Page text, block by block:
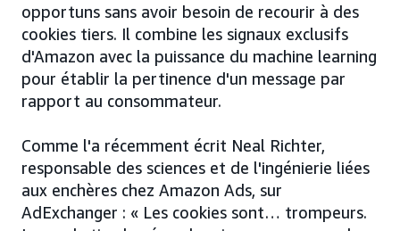
opportuns sans avoir besoin de recourir à des
cookies tiers. Il combine les signaux exclusifs
d'Amazon avec la puissance du machine learning
pour établir la pertinence d'un message par
rapport au consommateur.
Comme l'a récemment écrit Neal Richter,
responsable des sciences et de l'ingénierie liées
aux enchères chez Amazon Ads, sur
AdExchanger : « Les cookies sont… trompeurs.